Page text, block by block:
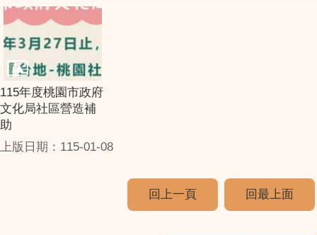
115年度桃園市政府
文化局社區營造補
助
上版日期：115-01-08
回上一頁 回最上面